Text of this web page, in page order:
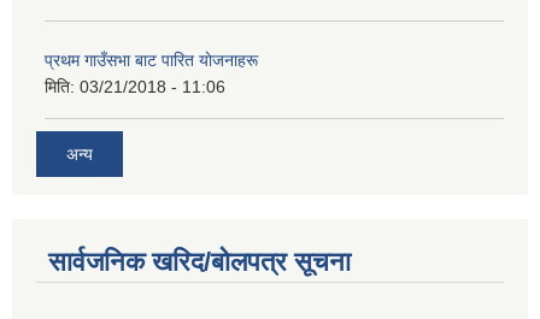
प्रथम गाउँसभा बाट पारित याेजनाहरू
मिति: 03/21/2018 - 11:06
अन्य
सार्वजनिक खरिद/बोलपत्र सूचना